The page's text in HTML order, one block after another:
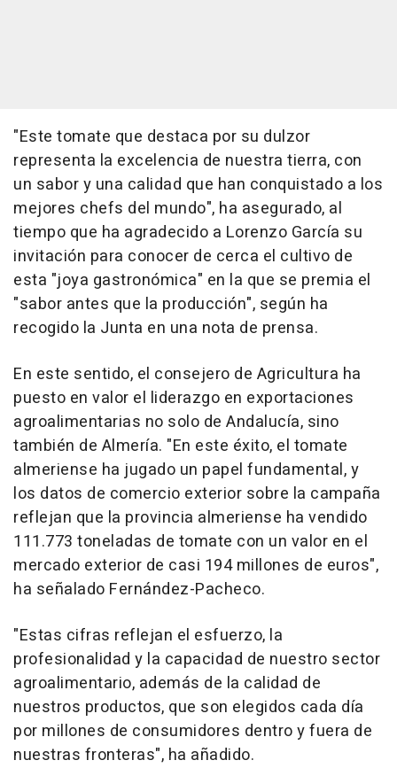
"Este tomate que destaca por su dulzor
representa la excelencia de nuestra tierra, con
un sabor y una calidad que han conquistado a los
mejores chefs del mundo", ha asegurado, al
tiempo que ha agradecido a Lorenzo García su
invitación para conocer de cerca el cultivo de
esta "joya gastronómica" en la que se premia el
"sabor antes que la producción", según ha
recogido la Junta en una nota de prensa.
En este sentido, el consejero de Agricultura ha
puesto en valor el liderazgo en exportaciones
agroalimentarias no solo de Andalucía, sino
también de Almería. "En este éxito, el tomate
almeriense ha jugado un papel fundamental, y
los datos de comercio exterior sobre la campaña
reflejan que la provincia almeriense ha vendido
111.773 toneladas de tomate con un valor en el
mercado exterior de casi 194 millones de euros",
ha señalado Fernández-Pacheco.
"Estas cifras reflejan el esfuerzo, la
profesionalidad y la capacidad de nuestro sector
agroalimentario, además de la calidad de
nuestros productos, que son elegidos cada día
por millones de consumidores dentro y fuera de
nuestras fronteras", ha añadido.